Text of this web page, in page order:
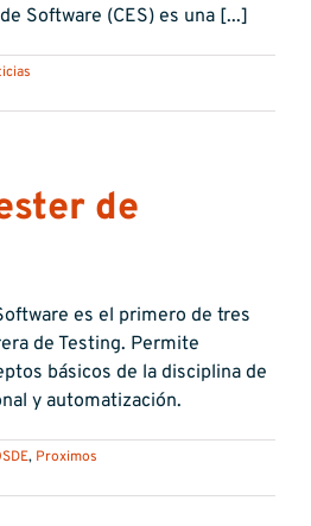
Software (CES) es una [...]
de
es el primero de tres
de Testing. Permite
básicos de la disciplina de
y automatización.
, Proximos